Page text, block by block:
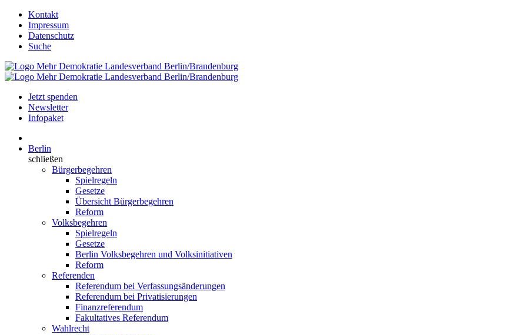
Kontakt
Impressum
Datenschutz
Suche
Jetzt spenden
Newsletter
Infopaket
Berlin
schließen
Bürgerbegehren
Spielregeln
Gesetze
Übersicht Bürgerbegehren
Reform
Volksbegehren
Spielregeln
Gesetze
Berlin Volksbegehren und Volksinitiativen
Reform
Referenden
Referendum bei Verfassungsänderungen
Referendum bei Privatisierungen
Finanzreferendum
Fakultatives Referendum
Wahlrecht